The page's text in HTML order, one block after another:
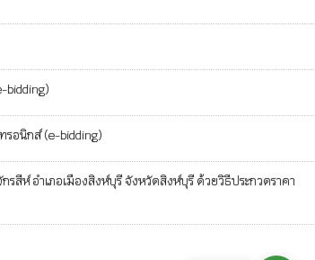
bidding)
รอนิกส์ (e-bidding)
สีห์ อำเภอเมืองสิงห์บุรี จังหวัดสิงห์บุรี ด้วยวิธีประกวดราคา